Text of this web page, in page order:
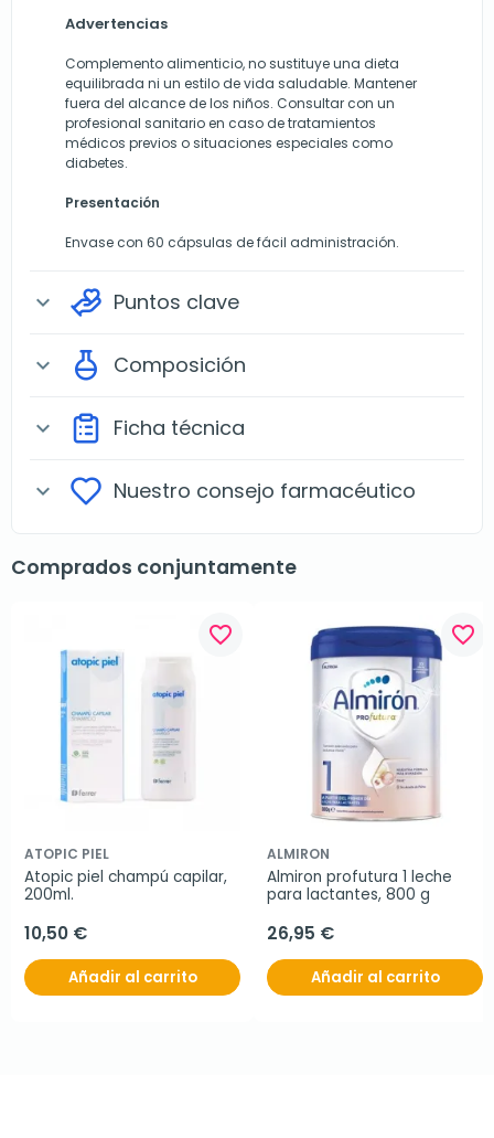
Advertencias
Complemento alimenticio, no sustituye una dieta
equilibrada ni un estilo de vida saludable. Mantener
fuera del alcance de los niños. Consultar con un
profesional sanitario en caso de tratamientos
médicos previos o situaciones especiales como
diabetes.
Presentación
Envase con 60 cápsulas de fácil administración.
expand_more Puntos clave
expand_more Composición
expand_more Ficha técnica
expand_more Nuestro consejo farmacéutico
Comprados conjuntamente
favorite_border
ATOPIC PIEL
Atopic piel champú capilar,
200ml.
10,50 €
Añadir al carrito
favorite_border
ALMIRON
Almiron profutura 1 leche
para lactantes, 800 g
26,95 €
Añadir al carrito